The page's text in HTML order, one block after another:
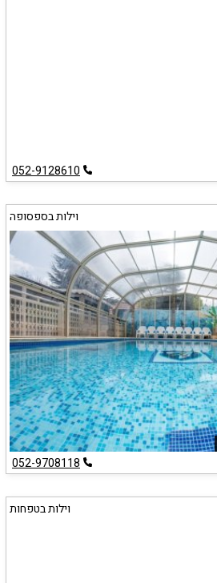
052-9128610
וילות בספסופה
052-9708118
וילות בטפחות